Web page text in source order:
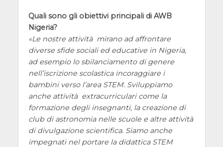
Quali sono gli obiettivi principali di AWB
Nigeria?
Le nostre attività mirano ad affrontare
diverse sfide sociali ed educative in Nigeria,
ad esempio lo sbilanciamento di genere
nell’iscrizione scolastica incoraggiare i
bambini verso l’area STEM. Sviluppiamo
anche attività extracurriculari come la
formazione degli insegnanti, la creazione di
club di astronomia nelle scuole e altre attività
di divulgazione scientifica. Siamo anche
impegnati nel portare la didattica STEM